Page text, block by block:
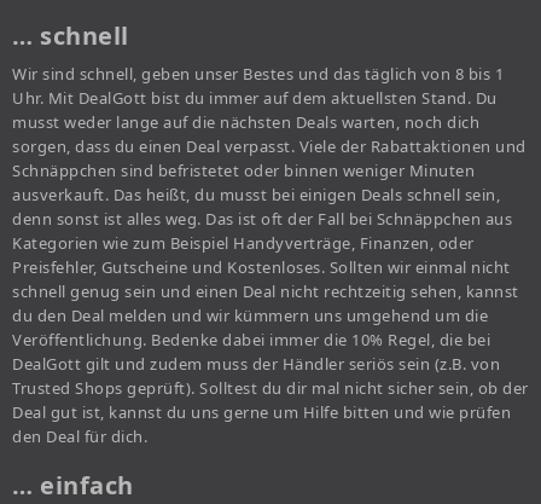
… schnell
Wir sind schnell, geben unser Bestes und das täglich von 8 bis 1
Uhr. Mit DealGott bist du immer auf dem aktuellsten Stand. Du
musst weder lange auf die nächsten Deals warten, noch dich
sorgen, dass du einen Deal verpasst. Viele der Rabattaktionen und
Schnäppchen sind befristetet oder binnen weniger Minuten
ausverkauft. Das heißt, du musst bei einigen Deals schnell sein,
denn sonst ist alles weg. Das ist oft der Fall bei Schnäppchen aus
Kategorien wie zum Beispiel Handyverträge, Finanzen, oder
Preisfehler, Gutscheine und Kostenloses. Sollten wir einmal nicht
schnell genug sein und einen Deal nicht rechtzeitig sehen, kannst
du den Deal melden und wir kümmern uns umgehend um die
Veröffentlichung. Bedenke dabei immer die 10% Regel, die bei
DealGott gilt und zudem muss der Händler seriös sein (z.B. von
Trusted Shops geprüft). Solltest du dir mal nicht sicher sein, ob der
Deal gut ist, kannst du uns gerne um Hilfe bitten und wie prüfen
den Deal für dich.
… einfach